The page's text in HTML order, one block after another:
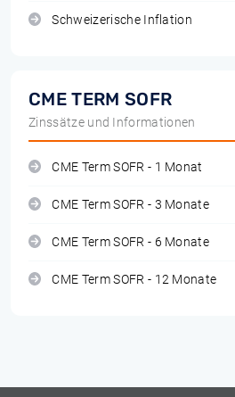
Schweizerische Inflation
CME TERM SOFR
Zinssätze und Informationen
CME Term SOFR - 1 Monat
CME Term SOFR - 3 Monate
CME Term SOFR - 6 Monate
CME Term SOFR - 12 Monate